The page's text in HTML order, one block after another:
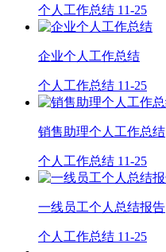
个人工作总结 11-25
企业个人工作总结
个人工作总结 11-25
销售助理个人工作总结
个人工作总结 11-25
一线员工个人总结报告
个人工作总结 11-25